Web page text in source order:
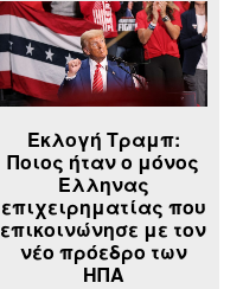
Εκλογή Τραμπ:
Ποιος ήταν ο μόνος
Ελληνας
επιχειρηματίας που
επικοινώνησε με τον
νέο πρόεδρο των
ΗΠΑ